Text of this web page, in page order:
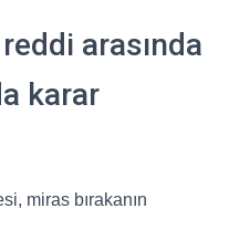
arasında
karar
miras bırakanın